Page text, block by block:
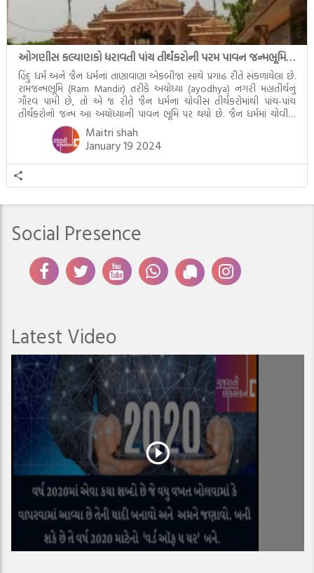
ઓગણીસ કલ્યાણકો ધરાવતી પાંચ તીર્થંકરોની પરમ પાવન જન્મભૂમિ – અયોધ્યા (Ayodhya)
હિંદુ ધર્મ અને જૈન ધર્મનાં તાણાવાણા એકબીજા સાથે પ્રગાઢ રીતે સંકળાયેલા છે.
રામજન્મભૂમિ (Ram Mandir) તરીકે અયોધ્યા (ayodhya) નગરી મહાતીર્થનું
ગૌરવ પામી છે, તો એ જ રીતે જૈન ધર્મના ચોવીસ તીર્થંકરોમાંથી પાંચ-પાંચ
તીર્થંકરોનો જન્મ આ અયોધ્યાની પાવન ભૂમિ પર થયો છે. જૈન ધર્મમાં ચોવીસ
તીર્થંકરોમાંથી પાંચ-પાંચ તીર્થંકરોનાં કલ્યાણકો અહીં આવ્યાં છે. દરેક તીર્થંકરના
જીવનની ચ્યવન(માતાના […]
Maitri shah
January 19 2024
Social Presence
Latest Video